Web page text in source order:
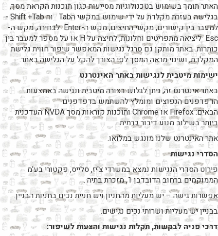
האתר תומך בשימוש בטכנולוגיות מסייעות כגון תוכנות הקראת מסך,
בגלישה בעזרת מקלדת על ידי שימוש במקשי הTab וה Shift +Tab -
למעבר בין קישורים, מקשי החיצים, מקש ה-Enter לבחירה, מקש ה-
Esc ליציאה מתפריטים וחלונות, לחיצה על H או על מספר למעבר בין
כותרות. באתר מותקן גם סרגל נגישות המאפשר שיפור חווית גלישת
המקלדת, ושינוי מראה המסך לפי הצורך להקל על הגלישה באתר.
ישימות מיטבית לנגישות באתר האינטרנט
באתר אינטרנט זה, ניתן לגלוש בצורה מיטבית ונגישה באמצעות
הדפדפנים הנפוצים ומומלץ להשתמש בדפדפנים
הבאים: Firefox או Chrome ותוכנות קוראות מסך NVDA העדכנית
ביותר בשילוב מנוע דיבור כרמית.
אתר האינטרנט שלנו מונגש במלואו.
הסדרי נגישות
פירוט הסדרי הנגישות נמצא במשרדי צ'יז, סלייס, פקטורי בע'מ
הממוקמים ברחוב הדובדבן 1, מזכרת בתיה .
אפשרות גישה – יש מעליות מהחניון ויש חניית נכים בחניות הבניין.
בבניין יש מעליות ושרותי נכים נגישים.
דרכי פניה לבקשות, תקלות נגישות והצעות לשיפור: